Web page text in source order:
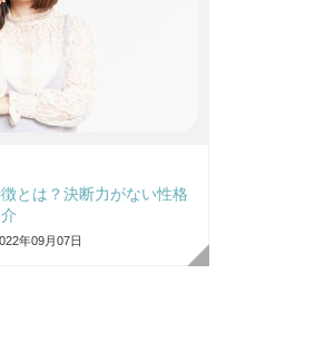
とは？決断力がない性格
年09月07日